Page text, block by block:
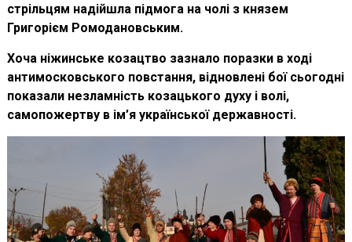
стрільцям надійшла підмога на чолі з князем
Григорієм Ромодановським.
Хоча ніжинське козацтво зазнало поразки в ході
антимосковського повстання, відновлені бої сьогодні
показали незламність козацького духу і волі,
самопожертву в ім’я української державності.